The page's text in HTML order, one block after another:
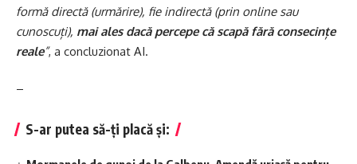
formă directă (urmărire), fie indirectă (prin online sau
cunoscuți), mai ales dacă percepe că scapă fără consecințe
reale”, a concluzionat AI.
–
S-ar putea să-ți placă și: